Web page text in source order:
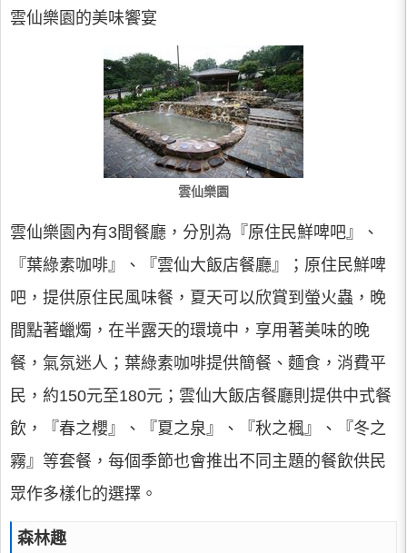
雲仙樂園的美味饗宴
雲仙樂園
雲仙樂園內有3間餐廳，分別為『原住民鮮啤吧』、
『葉綠素咖啡』、『雲仙大飯店餐廳』；原住民鮮啤
吧，提供原住民風味餐，夏天可以欣賞到螢火蟲，晚
間點著蠟燭，在半露天的環境中，享用著美味的晚
餐，氣氛迷人；葉綠素咖啡提供簡餐、麵食，消費平
民，約150元至180元；雲仙大飯店餐廳則提供中式餐
飲，『春之櫻』、『夏之泉』、『秋之楓』、『冬之
霧』等套餐，每個季節也會推出不同主題的餐飲供民
眾作多樣化的選擇。
森林趣